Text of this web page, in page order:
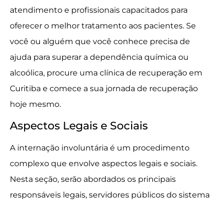
atendimento e profissionais capacitados para
oferecer o melhor tratamento aos pacientes. Se
você ou alguém que você conhece precisa de
ajuda para superar a dependência química ou
alcoólica, procure uma clínica de recuperação em
Curitiba e comece a sua jornada de recuperação
hoje mesmo.
Aspectos Legais e Sociais
A internação involuntária é um procedimento
complexo que envolve aspectos legais e sociais.
Nesta seção, serão abordados os principais
responsáveis legais, servidores públicos do sistema